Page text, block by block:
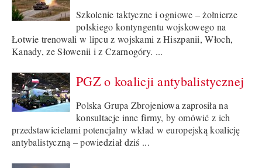
Szkolenie taktyczne i ogniowe – żołnierze
polskiego kontyngentu wojskowego na
Łotwie trenowali w lipcu z wojskami z Hiszpanii, Włoch,
Kanady, ze Słowenii i z Czarnogóry. ...
PGZ o koalicji antybalistycznej
Polska Grupa Zbrojeniowa zaprosiła na
konsultacje inne firmy, by omówić z ich
przedstawicielami potencjalny wkład w europejską koalicję
antybalistyczną – powiedział dziś ...